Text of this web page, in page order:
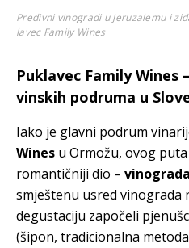
Predivni vinogradi u Jeruzalemu i
lavec Family Wines
Puklavec Family Wines
vinskih podruma u
Iako je glavni podrum
Wines u Ormožu, ovog
romantičniji dio –
smještenu usred vinograda
degustaciju započeli
(šipon, tradicionalna